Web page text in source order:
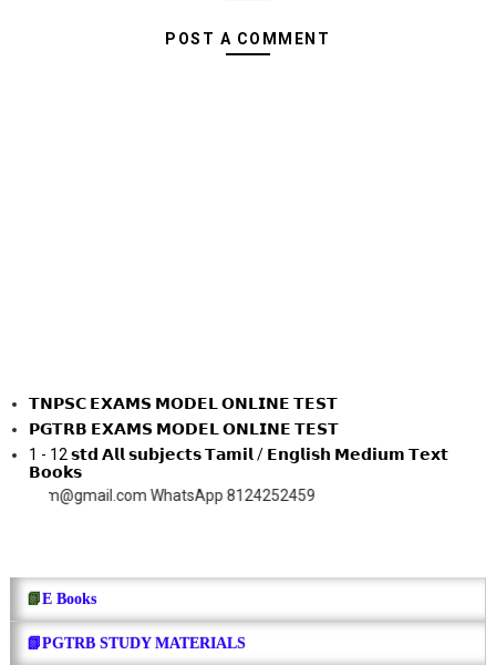
POST A COMMENT
𝗧𝗡𝗣𝗦𝗖 𝗘𝗫𝗔𝗠𝗦 𝗠𝗢𝗗𝗘𝗟 𝗢𝗡𝗟𝗜𝗡𝗘 𝗧𝗘𝗦𝗧
𝗣𝗚𝗧𝗥𝗕 𝗘𝗫𝗔𝗠𝗦 𝗠𝗢𝗗𝗘𝗟 𝗢𝗡𝗟𝗜𝗡𝗘 𝗧𝗘𝗦𝗧
1 - 12 𝘀𝘁𝗱 𝗔𝗹𝗹 𝘀𝘂𝗯𝗷𝗲𝗰𝘁𝘀 𝗧𝗮𝗺𝗶𝗹 / 𝗘𝗻𝗴𝗹𝗶𝘀𝗵 𝗠𝗲𝗱𝗶𝘂𝗺 𝗧𝗲𝘅𝘁
𝗕𝗼𝗼𝗸𝘀
WhatsApp 8124252459
📗E Books
📗PGTRB STUDY MATERIALS